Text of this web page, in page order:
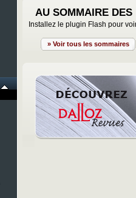
AU SOMMAIRE DES
Installez le plugin Flash pour
» Voir tous les sommaires